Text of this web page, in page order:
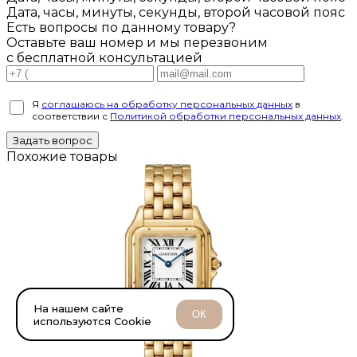
Дата, часы, минуты, секунды, второй часовой пояс
Есть вопросы по данному товару?
Оставьте ваш номер и мы перезвоним
с бесплатной консультацией
Я соглашаюсь на обработку персональных данных в
соответствии с Политикой обработки персональных данных.
Задать вопрос
Похожие товары
На нашем сайте
используются Cookie
ОК